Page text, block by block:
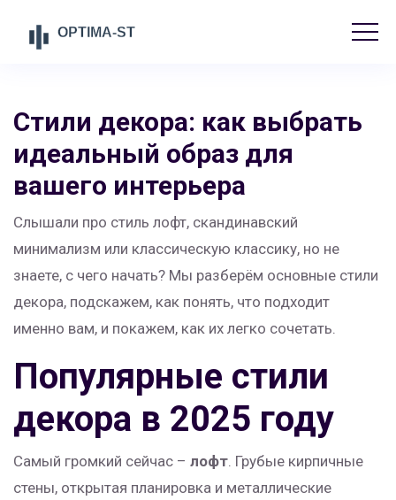
Стили декора: как выбрать
идеальный образ для
вашего интерьера
Слышали про стиль лофт, скандинавский
минимализм или классическую классику, но не
знаете, с чего начать? Мы разберём основные стили
декора, подскажем, как понять, что подходит
именно вам, и покажем, как их легко сочетать.
Популярные стили
декора в 2025 году
Самый громкий сейчас – лофт. Грубые кирпичные
стены, открытая планировка и металлические